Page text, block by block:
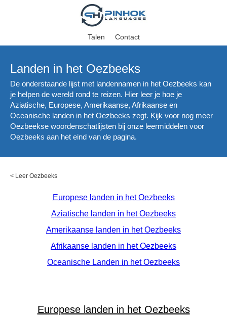
Talen Contact
Landen in het Oezbeeks
De onderstaande lijst met landennamen in het Oezbeeks kan
je helpen de wereld rond te reizen. Hier leer je hoe je
Aziatische, Europese, Amerikaanse, Afrikaanse en
Oceanische landen in het Oezbeeks zegt. Kijk voor nog meer
Oezbeekse woordenschatlijsten bij onze leermiddelen voor
Oezbeeks aan het eind van de pagina.
< Leer Oezbeeks
Europese landen in het Oezbeeks
Aziatische landen in het Oezbeeks
Amerikaanse landen in het Oezbeeks
Afrikaanse landen in het Oezbeeks
Oceanische Landen in het Oezbeeks
Europese landen in het Oezbeeks